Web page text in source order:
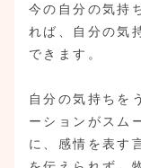
今の自分の気持
れば、自分の気
できます。
自分の気持ちを
ーションがスム
に、感情を表す